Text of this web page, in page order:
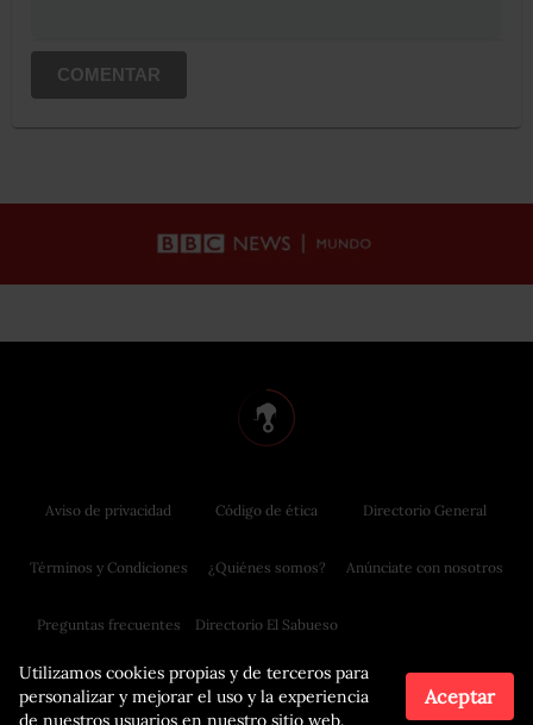
COMENTAR
Utilizamos cookies propias y de terceros para
personalizar y mejorar el uso y la experiencia
de nuestros usuarios en nuestro sitio web.
Aceptar
Aviso de privacidad
Términos y Condiciones
Preguntas frecuentes
Código de ética
¿Quiénes somos?
Directorio El Sabueso
Directorio General
Anúnciate con nosotros